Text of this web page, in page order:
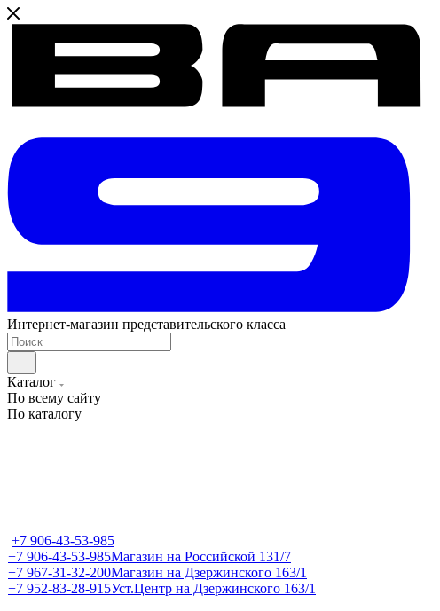
Интернет-магазин представительского класса
Каталог
По всему сайту
По каталогу
+7 906-43-53-985
+7 906-43-53-985Магазин на Российской 131/7
+7 967-31-32-200Магазин на Дзержинского 163/1
+7 952-83-28-915Уст.Центр на Дзержинского 163/1